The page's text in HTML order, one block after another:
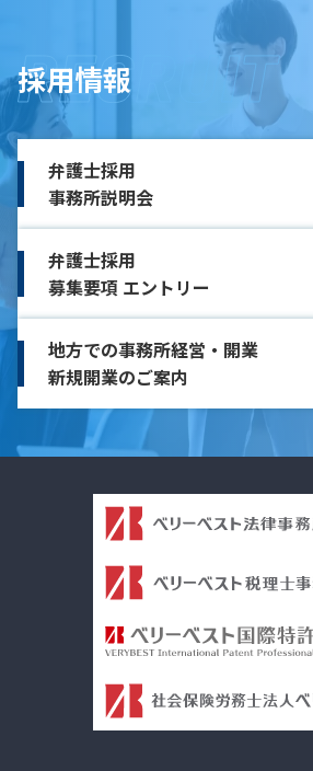
採用情報
弁護士採用
事務所説明会
弁護士採用
募集要項 エントリー
地方での事務所経営・開業
新規開業のご案内